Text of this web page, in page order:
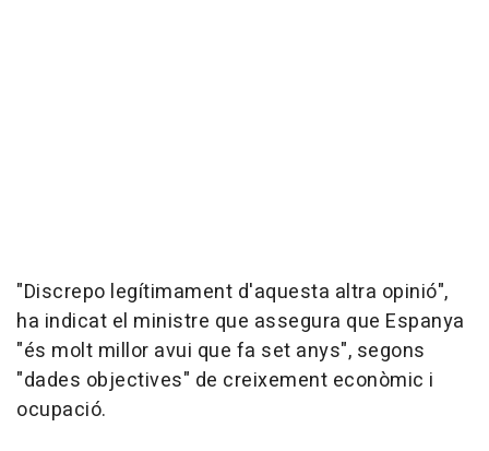
"Discrepo legítimament d'aquesta altra opinió",
ha indicat el ministre que assegura que Espanya
"és molt millor avui que fa set anys", segons
"dades objectives" de creixement econòmic i
ocupació.